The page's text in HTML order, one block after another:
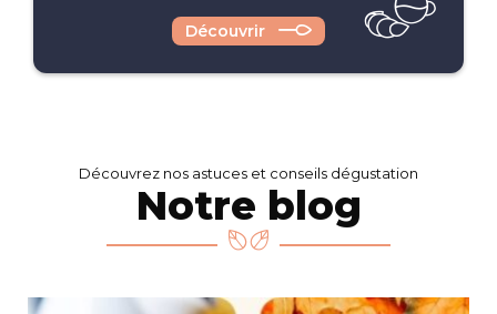
Découvrir
Découvrez nos astuces et conseils dégustation
Notre blog